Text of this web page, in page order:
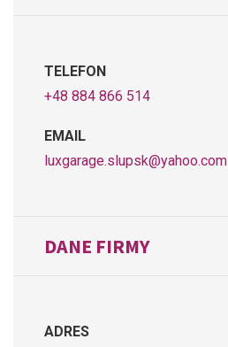
TELEFON
+48 884 866 514
EMAIL
luxgarage.slupsk@yahoo.com
DANE FIRMY
ADRES